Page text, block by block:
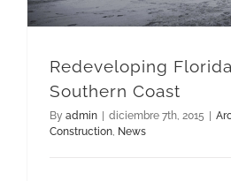
Redeveloping
Southern Coast
By admin | diciembre 7th, 2015 |
Construction News